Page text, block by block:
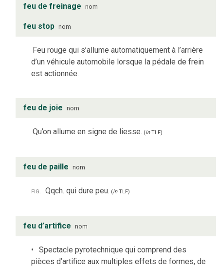
feu de freinage nom
feu stop nom
Feu rouge qui s’allume automatiquement à l’arrière
d’un véhicule automobile lorsque la pédale de frein
est actionnée.
feu de joie nom
Qu’on allume en signe de liesse. (inTLF)
feu de paille nom
fig. Qqch. qui dure peu. (inTLF)
feu d’artifice nom
Spectacle pyrotechnique qui comprend des
pièces d’artifice aux multiples effets de formes, de